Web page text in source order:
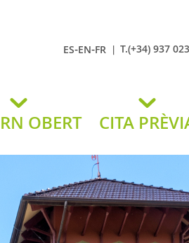
ES-EN-FR T.(+34) 937
OBERT CITA